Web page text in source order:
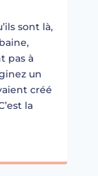
sont là,
pas à
un
créé
la